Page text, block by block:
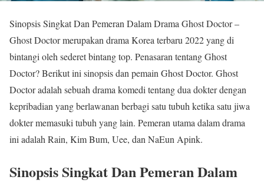
Sinopsis Singkat Dan Pemeran Dalam Drama Ghost Doctor –
Ghost Doctor merupakan drama Korea terbaru 2022 yang di
bintangi oleh sederet bintang top. Penasaran tentang Ghost
Doctor? Berikut ini sinopsis dan pemain Ghost Doctor. Ghost
Doctor adalah sebuah drama komedi tentang dua dokter dengan
kepribadian yang berlawanan berbagi satu tubuh ketika satu jiwa
dokter memasuki tubuh yang lain. Pemeran utama dalam drama
ini adalah Rain, Kim Bum, Uee, dan NaEun Apink.
Sinopsis Singkat Dan Pemeran Dalam